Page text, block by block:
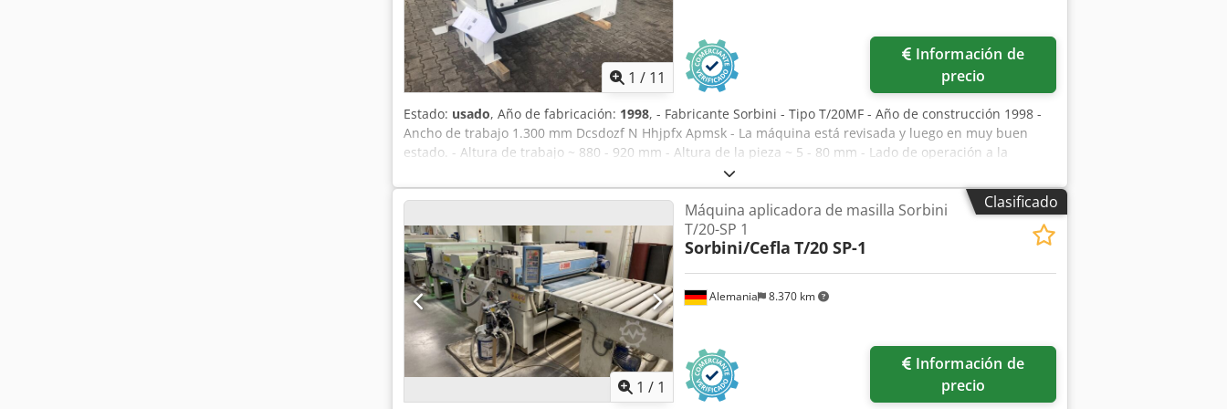
Voltaje, frecuencia: 400 / 50 - Fluctuaciones de voltaje máx.: +/- 5 % - Ubicación: en el almacén
1 / 11
precio
Estado: usado, Año de fabricación: 1998, - Fabricante Sorbini - Tipo T/20MF - Año de construcción 1998 -
Ancho de trabajo 1.300 mm Dcsdozf N Hhjpfx Apmsk - La máquina está revisada y luego en muy buen
estado. - Altura de trabajo ~ 880 - 920 mm - Altura de la pieza ~ 5 - 80 mm - Lado de operación a la
izquierda - Diámetro del rollo ~ 248 mm - Rodillo dosificador ~ 174 mm - Marcha atrás - Bomba de doble
membrana 1 pieza. - Longitud 950 mm - Ancho 2.550 mm - Altura 1.540 milímetros - Peso ~ 1.220 kg - Con
armario de control - Voltios, Hz 400/50 - Ubicación, en stock - Fluctuaciones de tensión máx. +/- 5% LAS
FOTOS no son imágenes originales, son sólo un ejemplo de una máquina obsoleta
Clasificado
1 / 1
Alemania 8.370 km
Máquina aplicadora de masilla Sorbini
T/20-SP 1
Sorbini/Cefla T/20 SP-1
precio